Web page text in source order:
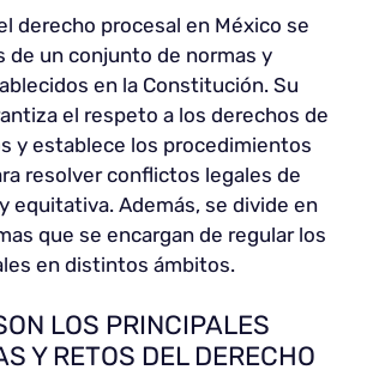
derecho procesal en México se
de un conjunto de normas y
en la Constitución. Su
el respeto a los derechos de
y establece los procedimientos
resolver conflictos legales de
equitativa. Además, se divide en
que se encargan de regular los
en distintos ámbitos.
LOS PRINCIPALES
Y RETOS DEL DERECHO